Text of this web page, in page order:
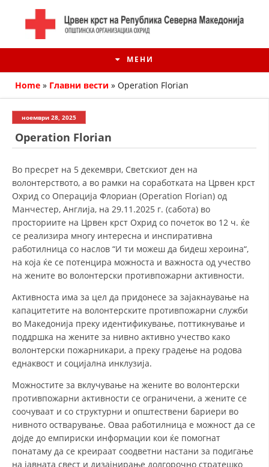
МЕНИ
ИСТОРИЈАТ НА ЦКРМ
ИСТОРИЈАТ НА ДВИЖЕЊЕТО
СТРУКТУРА НА ОРГАНИЗАЦИЈАТА
КОНТАКТ ИНФОРМАЦИИ
ЧЛЕНСТВО ВО ПРОФЕСИОНАЛНИ ТЕЛА
ЗАКОН ЗА ЦКРМ
Home » Главни вести » Operation Florian
ноември 28, 2025
Operation Florian
Во пресрет на 5 декември, Светскиот ден на
волонтерството, а во рамки на соработката на Црвен крст
Охрид со Операција Флориан (Operation Florian) од
Манчестер, Англија, на 29.11.2025 г. (сабота) во
просториите на Црвен крст Охрид со почеток во 12 ч. ќе
се реализира многу интересна и инспиративна
работилница со наслов “И ти можеш да бидеш хероина“,
на која ќе се потенцира можноста и важноста од учество
на жените во волонтерски противпожарни активности.
Активноста има за цел да придонесе за зајакнаување на
капацитетите на волонтерските противпожарни служби
во Македонија преку идентификување, поттикнување и
поддршка на жените за нивно активно учество како
волонтерски пожарникари, а преку градење на родова
еднаквост и социјална инклузија.
Можностите за вклучување на жените во волонтерски
противпожарни активности се ограничени, а жените се
соочуваат и со структурни и општествени бариери во
нивното остварување. Оваа работилница е можност да се
дојде до емпириски информации кои ќе помогнат
понатаму да се креираат соодветни настани за подигање
на јавната свест и дизајнирање долгорочно стратешко